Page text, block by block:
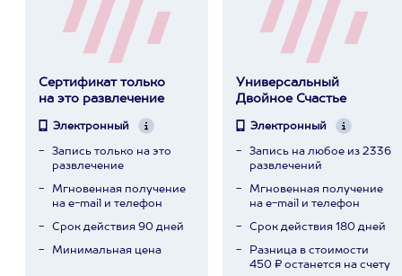
Сертификат только
на это развлечение
Электронный
Запись только на это
развлечение
Мгновенная получение
на e-mail и телефон
Срок действия 90 дней
Минимальная цена
Универсальный
Двойное Счастье
Электронный
Запись на любое из 2336
развлечений
Мгновенная получение
на e-mail и телефон
Срок действия 180 дней
Разница в стоимости
450 ₽ останется на счету